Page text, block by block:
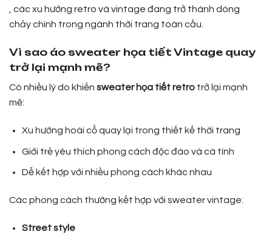
, các xu hướng retro và vintage đang trở thành dòng
chảy chính trong ngành thời trang toàn cầu.
Vì sao áo sweater họa tiết Vintage quay
trở lại mạnh mẽ?
Có nhiều lý do khiến sweater họa tiết retro trở lại mạnh
mẽ:
Xu hướng hoài cổ quay lại trong thiết kế thời trang
Giới trẻ yêu thích phong cách độc đáo và cá tính
Dễ kết hợp với nhiều phong cách khác nhau
Các phong cách thường kết hợp với sweater vintage:
Street style